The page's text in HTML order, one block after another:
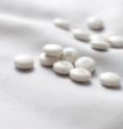
vindmøllekomponenter,
både eller siloer skal
flyttes, er almindelig
lastbil...